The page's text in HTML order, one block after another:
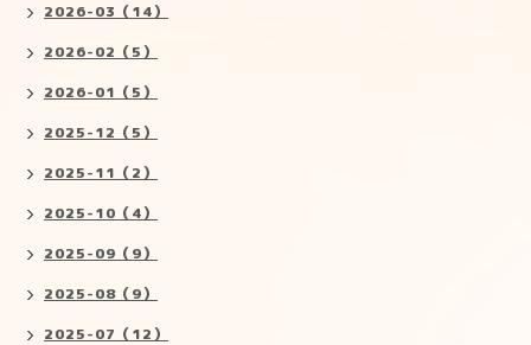
2026-03（14）
2026-02（5）
2026-01（5）
2025-12（5）
2025-11（2）
2025-10（4）
2025-09（9）
2025-08（9）
2025-07（12）